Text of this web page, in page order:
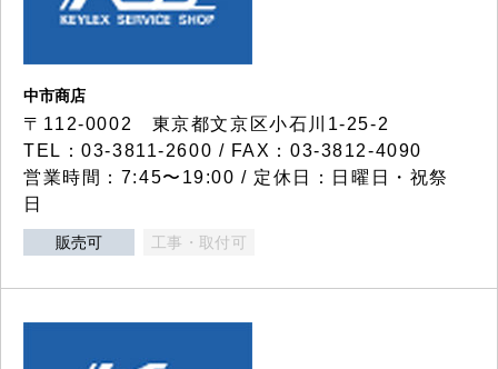
中市商店
〒112-0002 東京都文京区小石川1-25-2
TEL：03-3811-2600 / FAX：03-3812-4090
営業時間：7:45〜19:00 / 定休日：日曜日・祝祭
日
販売可 工事・取付可